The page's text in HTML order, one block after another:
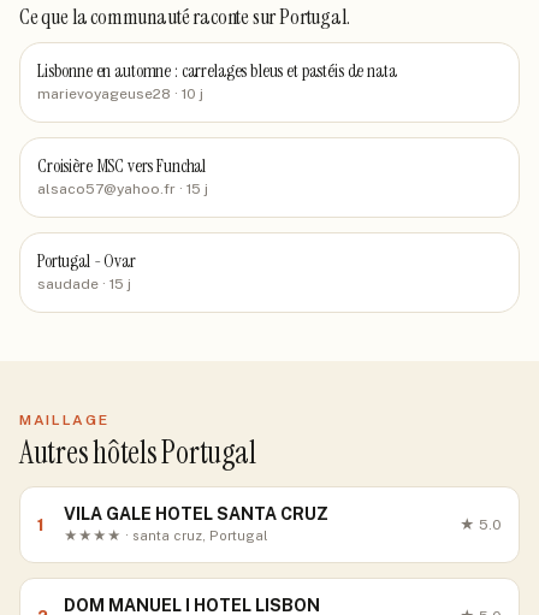
Ce que la communauté racontesur Portugal.
Lisbonne en automne : carrelages bleus et pastéis de nata
marievoyageuse28 · 10 j
Croisière MSC vers Funchal
alsaco57@yahoo.fr · 15 j
Portugal - Ovar
saudade · 15 j
MAILLAGE
Autres hôtels Portugal
1
VILA GALE HOTEL SANTA CRUZ
★★★★ · santa cruz, Portugal
★ 5.0
DOM MANUEL I HOTEL LISBON